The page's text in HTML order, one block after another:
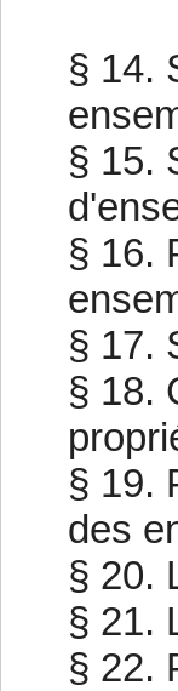
§ 14.
§ 15.
§ 16.
§ 17.
§ 18.
§ 19.
des
§ 20.
§ 21.
§ 22.